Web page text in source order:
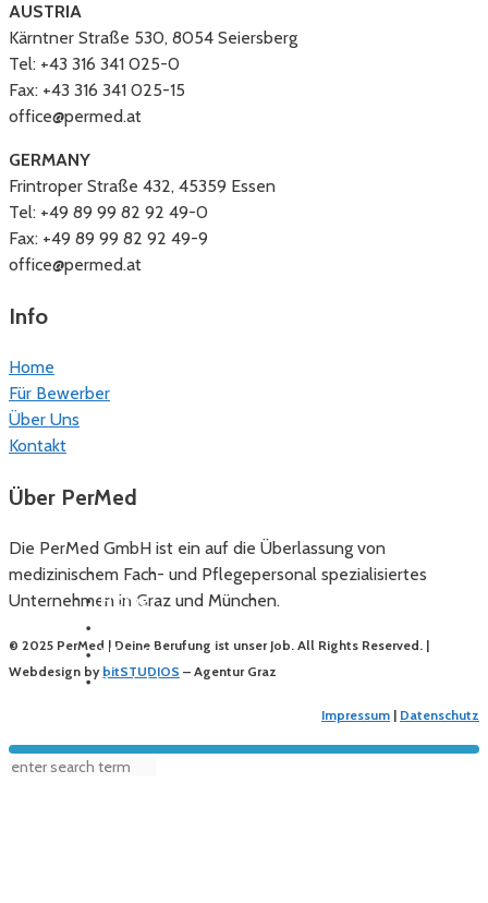
AUSTRIA
Kärntner Straße 530, 8054 Seiersberg
Tel: +43 316 341 025-0
Fax: +43 316 341 025-15
office@permed.at
GERMANY
Frintroper Straße 432, 45359 Essen
Tel: +49 89 99 82 92 49-0
Fax: +49 89 99 82 92 49-9
office@permed.at
Info
Home
Für Bewerber
Über Uns
Kontakt
Über PerMed
Die PerMed GmbH ist ein auf die Überlassung von
medizinischem Fach- und Pflegepersonal spezialisiertes
Unternehmen in Graz und München.
© 2025 PerMed | Deine Berufung ist unser Job. All Rights Reserved. |
Webdesign by bitSTUDIOS – Agentur Graz
Impressum | Datenschutz
Home
Über Uns
Kontakt